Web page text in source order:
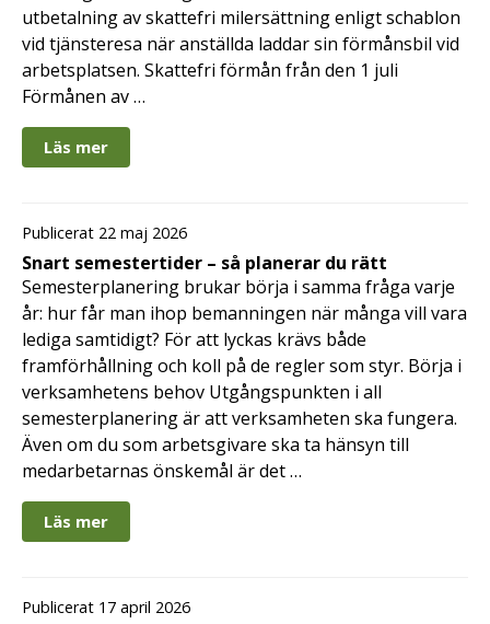
utbetalning av skattefri milersättning enligt schablon
vid tjänsteresa när anställda laddar sin förmånsbil vid
arbetsplatsen. Skattefri förmån från den 1 juli
Förmånen av …
Läs mer
Publicerat 22 maj 2026
Snart semestertider – så planerar du rätt
Semesterplanering brukar börja i samma fråga varje
år: hur får man ihop bemanningen när många vill vara
lediga samtidigt? För att lyckas krävs både
framförhållning och koll på de regler som styr. Börja i
verksamhetens behov Utgångspunkten i all
semesterplanering är att verksamheten ska fungera.
Även om du som arbetsgivare ska ta hänsyn till
medarbetarnas önskemål är det …
Läs mer
Publicerat 17 april 2026